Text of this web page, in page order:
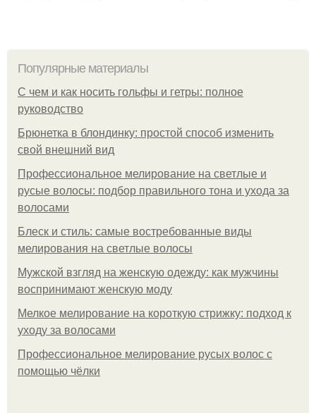
Популярные материалы
С чем и как носить гольфы и гетры: полное
руководство
Брюнетка в блондинку: простой способ изменить
свой внешний вид
Профессиональное мелирование на светлые и
русые волосы: подбор правильного тона и ухода за
волосами
Блеск и стиль: самые востребованные виды
мелирования на светлые волосы
Мужской взгляд на женскую одежду: как мужчины
воспринимают женскую моду
Мелкое мелирование на короткую стрижку: подход к
уходу за волосами
Профессиональное мелирование русых волос с
помощью чёлки